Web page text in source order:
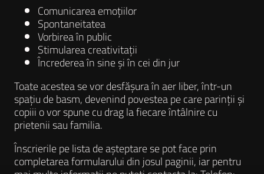
Comunicarea emoțiilor
Spontaneitatea
Vorbirea în public
Stimularea creativitații
Încrederea în sine și în cei din jur
Toate acestea se vor desfășura în aer liber, într-un
spațiu de basm, devenind povestea pe care parinții și
copiii o vor spune cu drag la fiecare întâlnire cu
prietenii sau familia.
Înscrierile pe lista de așteptare se pot face prin
completarea formularului din josul paginii, iar pentru